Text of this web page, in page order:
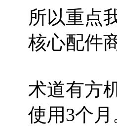
所以重点
核心配件
术道有方
使用3个月